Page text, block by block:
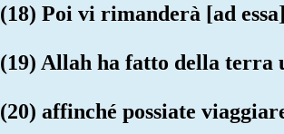
(18) Poi vi rimanderà [ad
(19) Allah ha fatto della terra
(20) affinché possiate